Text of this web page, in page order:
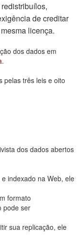
de creditar
licença.
dos dados em
.
pelas três leis e oito
dos dados abertos
indexado na Web, ele
formato
pode ser
sua replicação, ele